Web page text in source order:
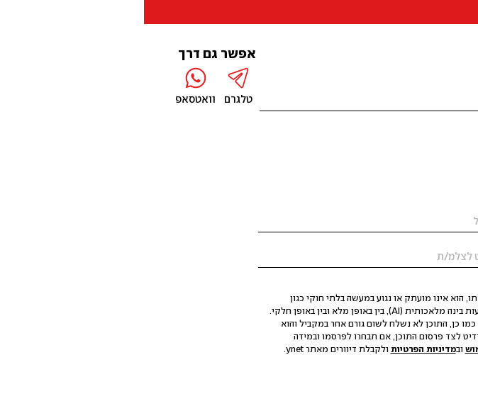
הוא אינו מועתק או נגוע במעשה בלתי חוקי כגון
הסגת גבול ופגיעה בפרטיות. התוכן לא הופק, לא נערך ולא עבר כל עיבוד באמצעות בינה מלאכותית (AI), בין באופן מלא ובין באופן חלקי.
כן, התוכן לא נשלח לשום גורם אחר במקביל והוא
לצד פרסום התוכן, אם תבחרו לפרסמו ובמידה
ובמדיניות הפרטיות ולקבלת דיוורים מאתר ynet.
אפשר גם דרך
טלגרם וואטסאפ